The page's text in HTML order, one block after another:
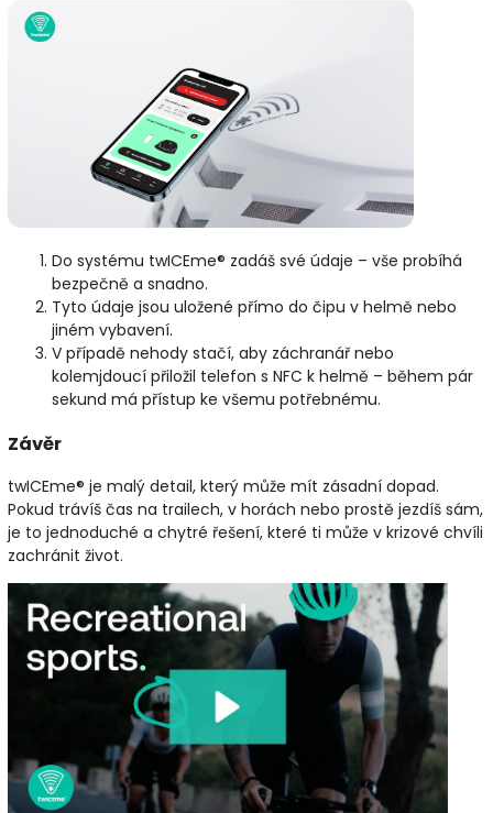
Do systému twICEme® zadáš své údaje – vše probíhá
bezpečně a snadno.
Tyto údaje jsou uložené přímo do čipu v helmě nebo
jiném vybavení.
V případě nehody stačí, aby záchranář nebo
kolemjdoucí přiložil telefon s NFC k helmě – během pár
sekund má přístup ke všemu potřebnému.
Závěr
twICEme® je malý detail, který může mít zásadní dopad.
Pokud trávíš čas na trailech, v horách nebo prostě jezdíš sám,
je to jednoduché a chytré řešení, které ti může v krizové chvíli
zachránit život.